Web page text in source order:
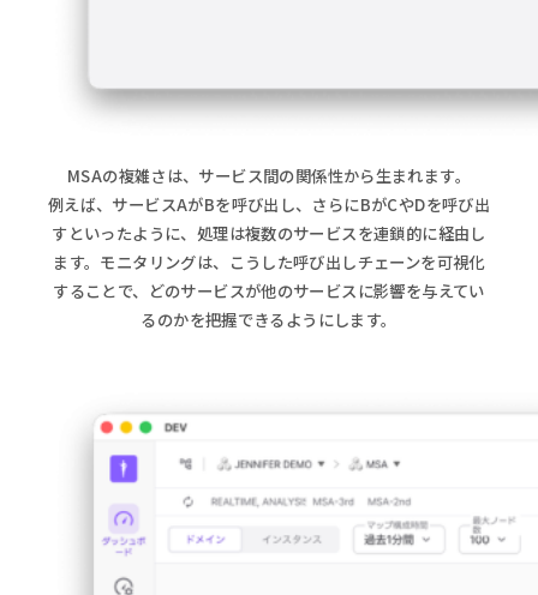
MSAの複雑さは、サービス間の関係性から生まれます。
例えば、サービスAがBを呼び出し、さらにBがCやDを呼び出
すといったように、処理は複数のサービスを連鎖的に経由し
ます。モニタリングは、こうした呼び出しチェーンを可視化
することで、どのサービスが他のサービスに影響を与えてい
るのかを把握できるようにします。